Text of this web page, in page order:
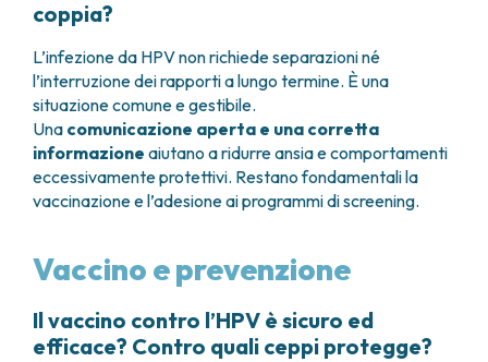
coppia?
L’infezione da HPV non richiede separazioni né
l’interruzione dei rapporti a lungo termine. È una
situazione comune e gestibile.
Una comunicazione aperta e una corretta
informazione aiutano a ridurre ansia e comportamenti
eccessivamente protettivi. Restano fondamentali la
vaccinazione e l’adesione ai programmi di screening.
Vaccino e prevenzione
Il vaccino contro l’HPV è sicuro ed
efficace? Contro quali ceppi protegge?